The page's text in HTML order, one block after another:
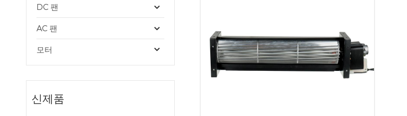
DC 팬
AC 팬
모터
신제품